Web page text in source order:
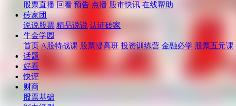
股票直播 回看 预告 点播 股市快讯 在线帮助
砖家团
说说股票 精品说说 认证砖家
牛金学园
首页 A股特战课 股票提高班 投资训练营 金融必学 股票五元课
话题
好看
快评
财商
股票基础